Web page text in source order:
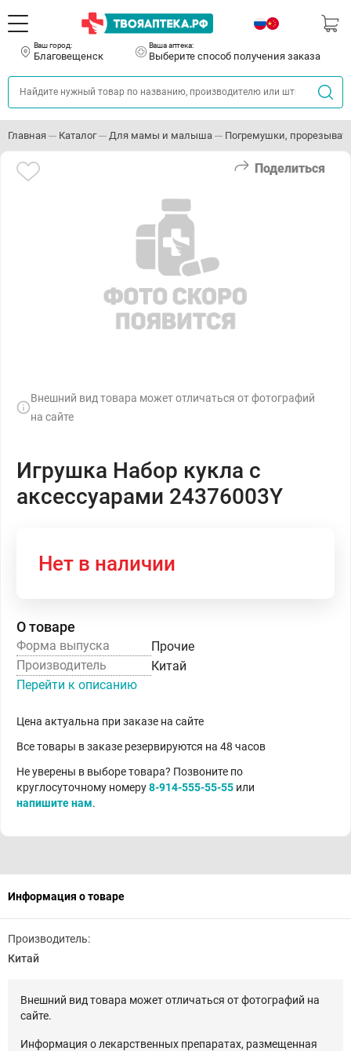
Ваш город:
Благовещенск
Ваша аптека:
Выберите способ получения заказа
Главная Каталог Для мамы и малыша Погремушки,
Поделиться
Внешний вид товара может отличаться от фотографий
на сайте
Игрушка Набор кукла с
аксессуарами 24376003Y
Нет в наличии
О товаре
Форма выпуска
Прочие
Производитель
Китай
Перейти к описанию
Цена актуальна при заказе на сайте
Все товары в заказе резервируются на 48 часов
Не уверены в выборе товара? Позвоните по
круглосуточному номеру8-914-555-55-55 или
напишите нам.
Информация о товаре
Производитель:
Китай
Внешний вид товара может отличаться от фотографий на
сайте.
Информация о лекарственных препаратах, размещенная